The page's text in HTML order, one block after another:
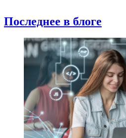
Последнее в блоге